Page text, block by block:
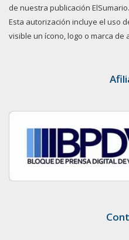
de nuestra publicación
Esta autorización incluye el uso
visible un ícono, logo o marca de